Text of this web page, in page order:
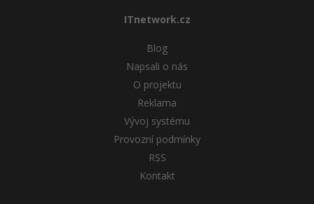
ITnetwork.cz
Blog
Napsali o nás
O projektu
Reklama
Vývoj systému
Provozní podmínky
RSS
Kontakt